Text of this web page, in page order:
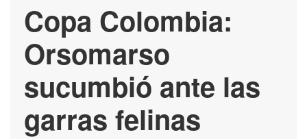
Copa Colombia:
Orsomarso
sucumbió ante las
garras felinas